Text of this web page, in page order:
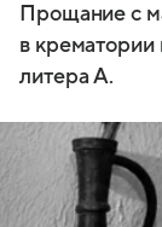
Прощание с
в
литера А.